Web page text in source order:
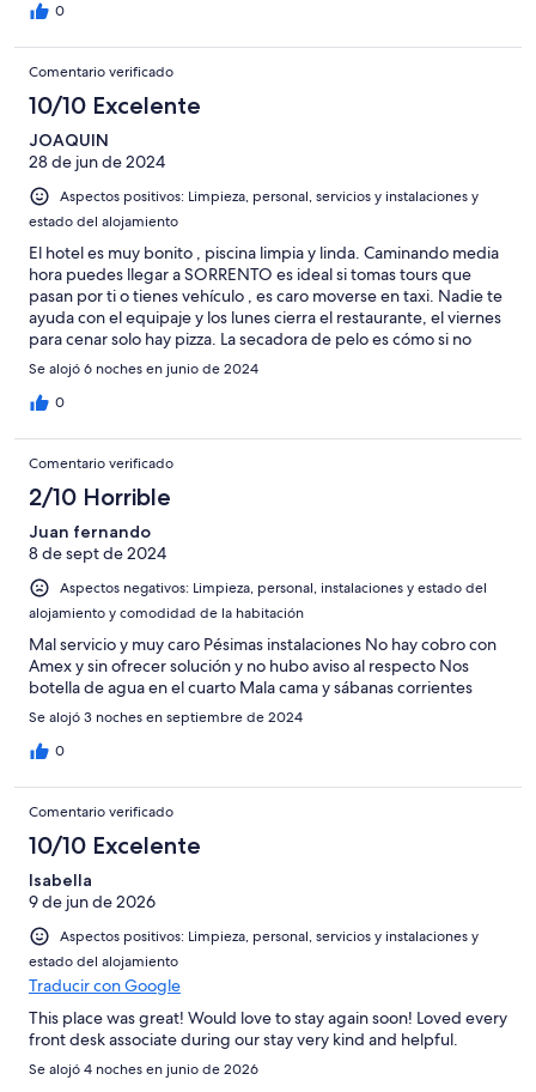
0
Comentario verificado
10/10 Excelente
JOAQUIN
28 de jun de 2024
Aspectos positivos: Limpieza, personal, servicios y instalaciones y
estado del alojamiento
El hotel es muy bonito , piscina limpia y linda. Caminando media
hora puedes llegar a SORRENTO es ideal si tomas tours que
pasan por ti o tienes vehículo , es caro moverse en taxi. Nadie te
ayuda con el equipaje y los lunes cierra el restaurante, el viernes
para cenar solo hay pizza. La secadora de pelo es cómo si no
hubiera .
Se alojó 6 noches en junio de 2024
0
Comentario verificado
2/10 Horrible
Juan fernando
8 de sept de 2024
Aspectos negativos: Limpieza, personal, instalaciones y estado del
alojamiento y comodidad de la habitación
Mal servicio y muy caro Pésimas instalaciones No hay cobro con
Amex y sin ofrecer solución y no hubo aviso al respecto Nos
botella de agua en el cuarto Mala cama y sábanas corrientes
Se alojó 3 noches en septiembre de 2024
0
Comentario verificado
10/10 Excelente
Isabella
9 de jun de 2026
Aspectos positivos: Limpieza, personal, servicios y instalaciones y
estado del alojamiento
Traducir con Google
This place was great! Would love to stay again soon! Loved every
front desk associate during our stay very kind and helpful.
Se alojó 4 noches en junio de 2026